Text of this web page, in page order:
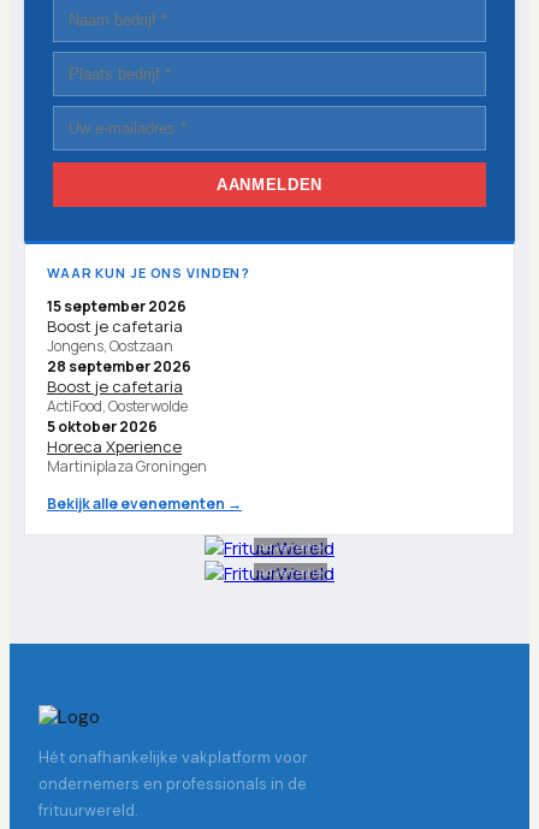
AANMELDEN
WAAR KUN JE ONS VINDEN?
15 september 2026
Boost je cafetaria
Jongens, Oostzaan
28 september 2026
Boost je cafetaria
ActiFood, Oosterwolde
5 oktober 2026
Horeca Xperience
Martiniplaza Groningen
Bekijk alle evenementen →
Advertentie
Advertentie
Hét onafhankelijke vakplatform voor
ondernemers en professionals in de
frituurwereld.